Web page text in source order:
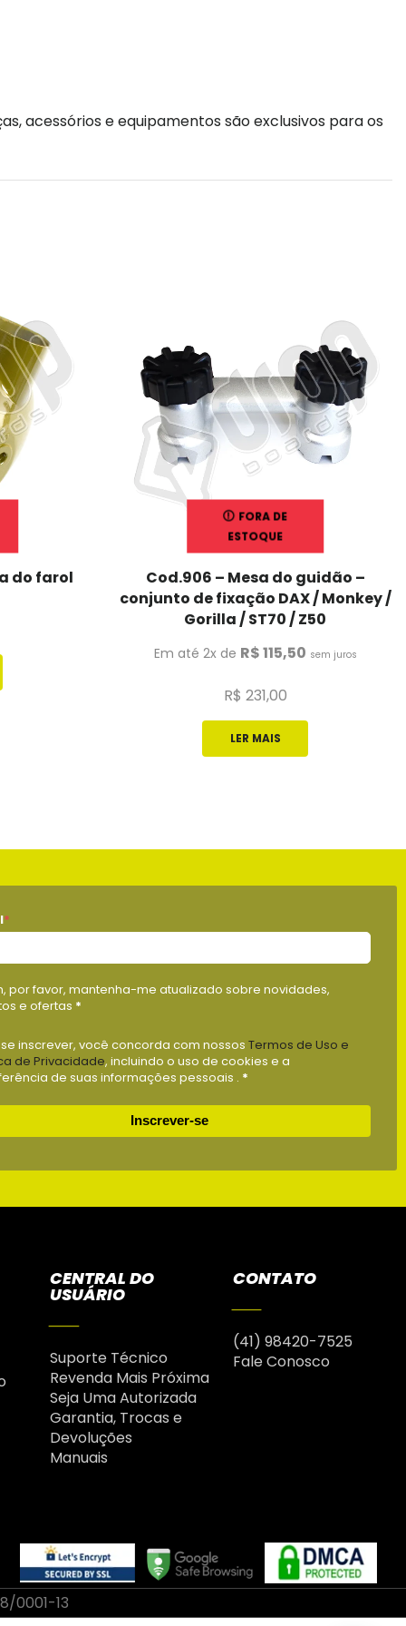
acessórios e equipamentos são exclusivos para os
do farol
FORA DE
ESTOQUE
Cod.906 – Mesa do guidão –
conjunto de fixação DAX / Monkey /
Gorilla / ST70 / Z50
Em até 2x de R$115,50 sem juros
R$ 231,00
LER MAIS
*
por favor, mantenha-me atualizado sobre novidades,
e ofertas *
inscrever, você concorda com nossosTermos de Uso e
de Privacidade, incluindo o uso de cookies e a
de suas informações pessoais . *
Inscrever-se
CENTRAL DO
USUÁRIO
Suporte Técnico
Revenda Mais Próxima
Seja Uma Autorizada
Garantia, Trocas e
Devoluções
Manuais
CONTATO
(41) 98420-7525
Fale Conosco
0001-13